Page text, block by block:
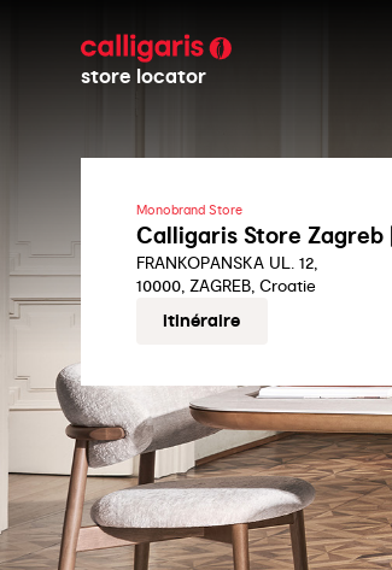
store locator
Monobrand Store
Calligaris Store Zagreb
FRANKOPANSKA UL. 12,
10000, ZAGREB, Croatie
itinéraire